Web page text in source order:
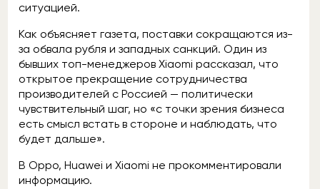
ситуацией.
Как объясняет газета, поставки сокращаются из-
за обвала рубля и западных санкций. Один из
бывших топ-менеджеров Xiaomi рассказал, что
открытое прекращение сотрудничества
производителей с Россией — политически
чувствительный шаг, но «с точки зрения бизнеса
есть смысл встать в стороне и наблюдать, что
будет дальше».
В Oppo, Huawei и Xiaomi не прокомментировали
информацию.